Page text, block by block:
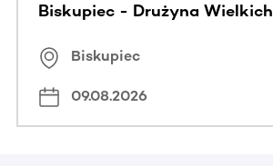
Biskupiec - Drużyna Wielkich
Biskupiec
09.08.2026